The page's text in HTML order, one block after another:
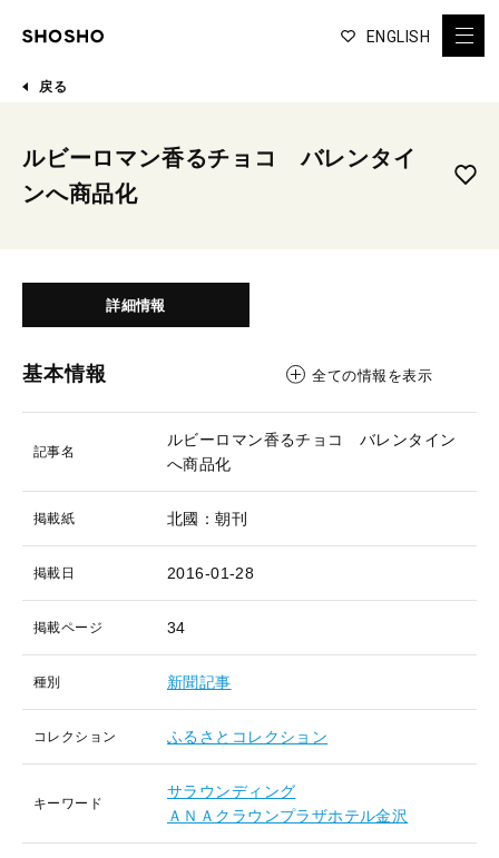
ENGLISH
戻る
ルビーロマン香るチョコ バレンタイ
ンへ商品化
詳細情報
基本情報 全ての情報を表示
記事名
ルビーロマン香るチョコ バレンタイン
へ商品化
掲載紙 北國：朝刊
掲載日 2016-01-28
掲載ページ 34
種別 新聞記事
コレクション ふるさとコレクション
キーワード
サラウンディング
ＡＮＡクラウンプラザホテル金沢